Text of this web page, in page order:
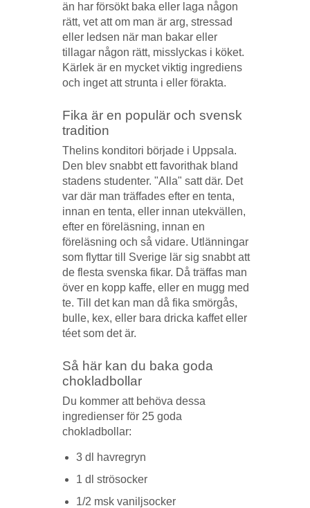
än har försökt baka eller laga någon
rätt, vet att om man är arg, stressad
eller ledsen när man bakar eller
tillagar någon rätt, misslyckas i köket.
Kärlek är en mycket viktig ingrediens
och inget att strunta i eller förakta.
Fika är en populär och svensk
tradition
Thelins konditori började i Uppsala.
Den blev snabbt ett favorithak bland
stadens studenter. "Alla" satt där. Det
var där man träffades efter en tenta,
innan en tenta, eller innan utekvällen,
efter en föreläsning, innan en
föreläsning och så vidare. Utlänningar
som flyttar till Sverige lär sig snabbt att
de flesta svenska fikar. Då träffas man
över en kopp kaffe, eller en mugg med
te. Till det kan man då fika smörgås,
bulle, kex, eller bara dricka kaffet eller
téet som det är.
Så här kan du baka goda
chokladbollar
Du kommer att behöva dessa
ingredienser för 25 goda
chokladbollar:
3 dl havregryn
1 dl strösocker
1/2 msk vaniljsocker